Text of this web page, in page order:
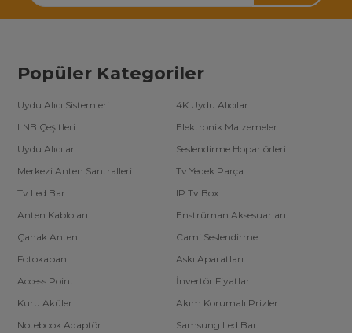
Popüler Kategoriler
Uydu Alıcı Sistemleri
4K Uydu Alıcılar
LNB Çeşitleri
Elektronik Malzemeler
Uydu Alıcılar
Seslendirme Hoparlörleri
Merkezi Anten Santralleri
Tv Yedek Parça
Tv Led Bar
IP Tv Box
Anten Kabloları
Enstrüman Aksesuarları
Çanak Anten
Cami Seslendirme
Fotokapan
Askı Aparatları
Access Point
İnvertör Fiyatları
Kuru Aküler
Akım Korumalı Prizler
Notebook Adaptör
Samsung Led Bar